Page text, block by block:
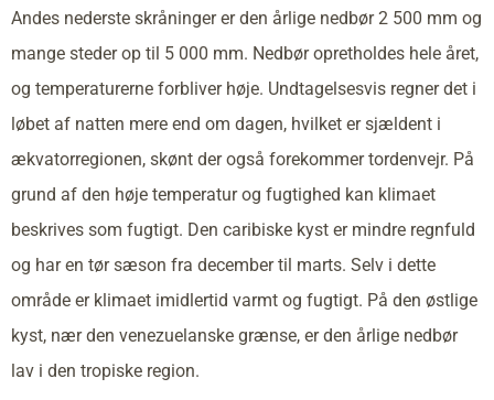
Andes nederste skråninger er den årlige nedbør 2 500 mm og
mange steder op til 5 000 mm. Nedbør opretholdes hele året,
og temperaturerne forbliver høje. Undtagelsesvis regner det i
løbet af natten mere end om dagen, hvilket er sjældent i
ækvatorregionen, skønt der også forekommer tordenvejr. På
grund af den høje temperatur og fugtighed kan klimaet
beskrives som fugtigt. Den caribiske kyst er mindre regnfuld
og har en tør sæson fra december til marts. Selv i dette
område er klimaet imidlertid varmt og fugtigt. På den østlige
kyst, nær den venezuelanske grænse, er den årlige nedbør
lav i den tropiske region.